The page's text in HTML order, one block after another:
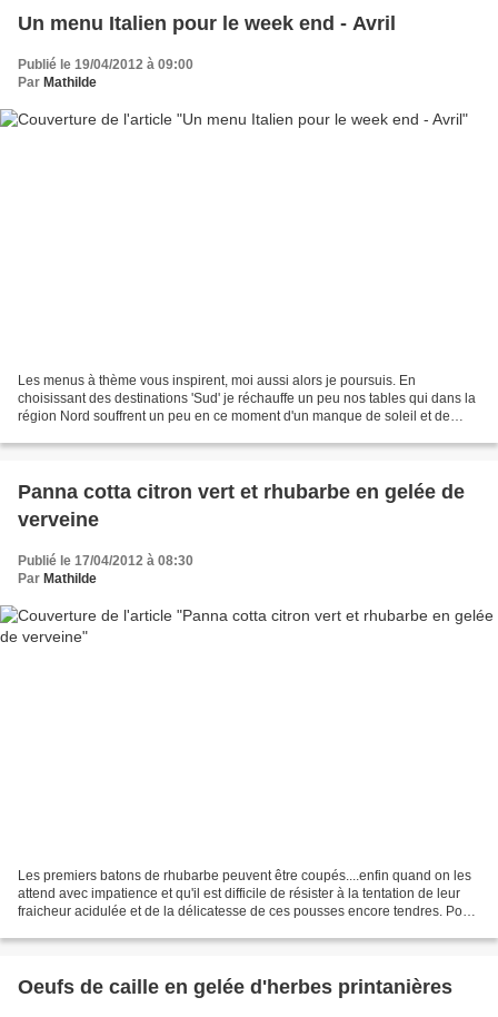
Un menu Italien pour le week end - Avril
Publié le 19/04/2012 à 09:00
Par Mathilde
Les menus à thème vous inspirent, moi aussi alors je poursuis. En
choisissant des destinations 'Sud' je réchauffe un peu nos tables qui dans la
région Nord souffrent un peu en ce moment d'un manque de soleil et de
Panna cotta citron vert et rhubarbe en gelée de
verveine
Publié le 17/04/2012 à 08:30
Par Mathilde
Les premiers batons de rhubarbe peuvent être coupés....enfin quand on les
attend avec impatience et qu'il est difficile de résister à la tentation de leur
fraicheur acidulée et de la délicatesse de ces pousses encore tendres. Pour
Oeufs de caille en gelée d'herbes printanières